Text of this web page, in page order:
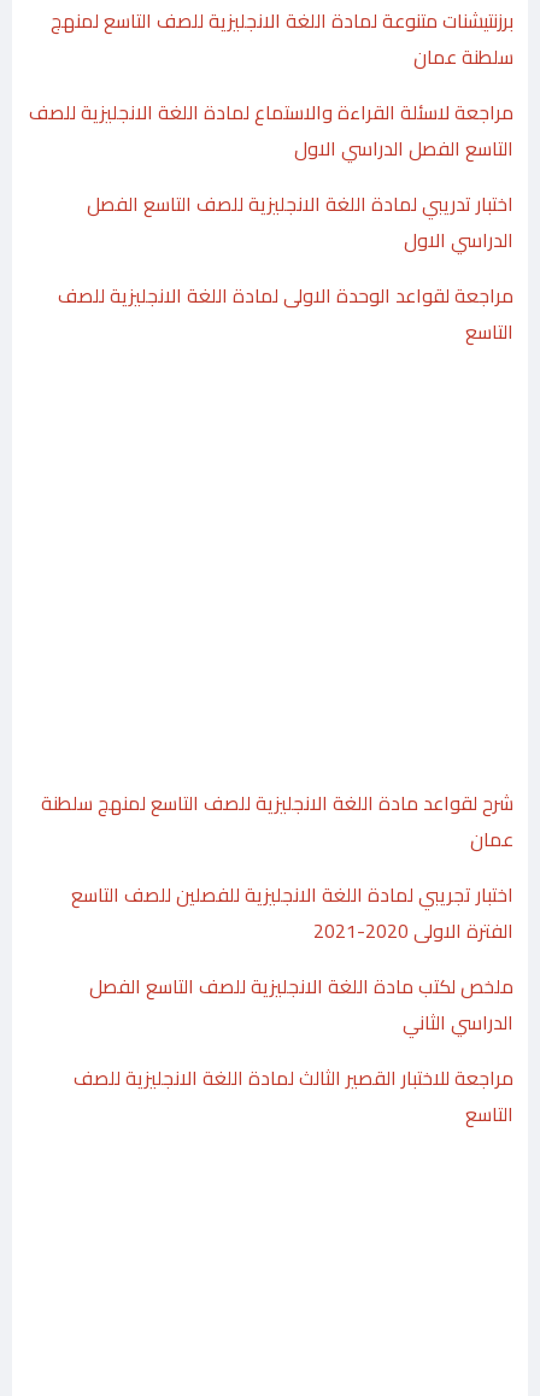
برزنتيشنات متنوعة لمادة اللغة الانجليزية للصف التاسع لمنهج
سلطنة عمان
مراجعة لاسئلة القراءة والاستماع لمادة اللغة الانجليزية للصف
التاسع الفصل الدراسي الاول
اختبار تدريبي لمادة اللغة الانجليزية للصف التاسع الفصل
الدراسي الاول
مراجعة لقواعد الوحدة الاولى لمادة اللغة الانجليزية للصف
التاسع
شرح لقواعد مادة اللغة الانجليزية للصف التاسع لمنهج سلطنة
عمان
اختبار تجريبي لمادة اللغة الانجليزية للفصلين للصف التاسع
الفترة الاولى 2020-2021
ملخص لكتب مادة اللغة الانجليزية للصف التاسع الفصل
الدراسي الثاني
مراجعة للاختبار القصير الثالث لمادة اللغة الانجليزية للصف
التاسع